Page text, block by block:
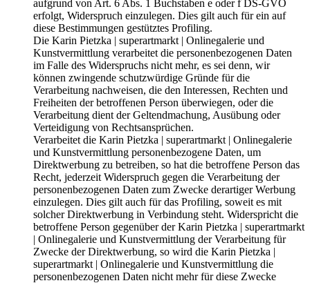
aufgrund von Art. 6 Abs. 1 Buchstaben e oder f DS-GVO
erfolgt, Widerspruch einzulegen. Dies gilt auch für ein auf
diese Bestimmungen gestütztes Profiling.
Die Karin Pietzka | superartmarkt | Onlinegalerie und
Kunstvermittlung verarbeitet die personenbezogenen Daten
im Falle des Widerspruchs nicht mehr, es sei denn, wir
können zwingende schutzwürdige Gründe für die
Verarbeitung nachweisen, die den Interessen, Rechten und
Freiheiten der betroffenen Person überwiegen, oder die
Verarbeitung dient der Geltendmachung, Ausübung oder
Verteidigung von Rechtsansprüchen.
Verarbeitet die Karin Pietzka | superartmarkt | Onlinegalerie
und Kunstvermittlung personenbezogene Daten, um
Direktwerbung zu betreiben, so hat die betroffene Person das
Recht, jederzeit Widerspruch gegen die Verarbeitung der
personenbezogenen Daten zum Zwecke derartiger Werbung
einzulegen. Dies gilt auch für das Profiling, soweit es mit
solcher Direktwerbung in Verbindung steht. Widerspricht die
betroffene Person gegenüber der Karin Pietzka | superartmarkt
| Onlinegalerie und Kunstvermittlung der Verarbeitung für
Zwecke der Direktwerbung, so wird die Karin Pietzka |
superartmarkt | Onlinegalerie und Kunstvermittlung die
personenbezogenen Daten nicht mehr für diese Zwecke